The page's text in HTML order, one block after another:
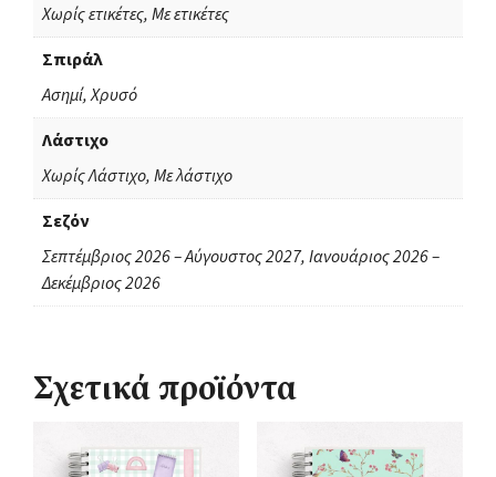
Χωρίς ετικέτες, Με ετικέτες
Σπιράλ
Ασημί, Χρυσό
Λάστιχο
Χωρίς Λάστιχο, Με λάστιχο
Σεζόν
Σεπτέμβριος 2026 – Αύγουστος 2027, Ιανουάριος 2026 –
Δεκέμβριος 2026
Σχετικά προϊόντα